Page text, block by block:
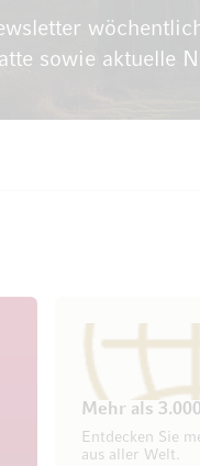
sowie aktuelle
Mehr als
Entdecken Sie
aus aller Welt.